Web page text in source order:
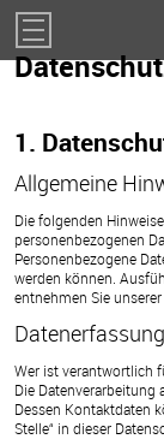
1.
Allgemeine
Die folgenden
personenbezogenen
Personenbezogene
werden können.
entnehmen Sie
Wer ist verantwortlich
Die Datenverarbeitung
Dessen Kontaktdaten
Stelle“ in dieser